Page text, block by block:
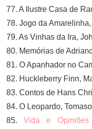
77. A Ilustre Casa de
78. Jogo da
79. As Vinhas da Ira,
80. Memórias de
81. O Apanhador no
82. Huckleberry Finn,
83. Contos de Hans
84. O Leopardo,
85.Vida e Opiniões